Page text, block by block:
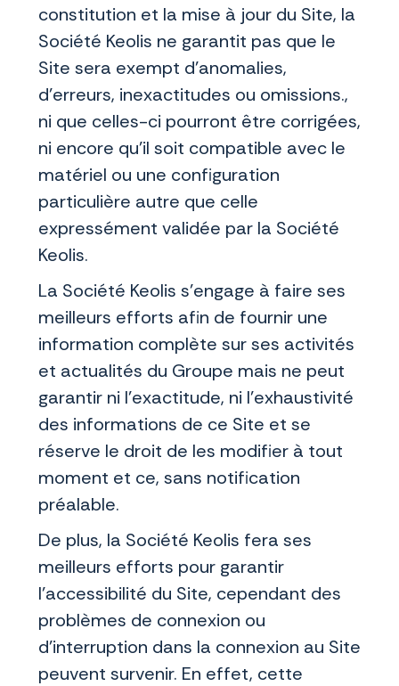
constitution et la mise à jour du Site, la
Société Keolis ne garantit pas que le
Site sera exempt d’anomalies,
d’erreurs, inexactitudes ou omissions.,
ni que celles-ci pourront être corrigées,
ni encore qu’il soit compatible avec le
matériel ou une configuration
particulière autre que celle
expressément validée par la Société
Keolis.
La Société Keolis s’engage à faire ses
meilleurs efforts afin de fournir une
information complète sur ses activités
et actualités du Groupe mais ne peut
garantir ni l’exactitude, ni l’exhaustivité
des informations de ce Site et se
réserve le droit de les modifier à tout
moment et ce, sans notification
préalable.
De plus, la Société Keolis fera ses
meilleurs efforts pour garantir
l’accessibilité du Site, cependant des
problèmes de connexion ou
d'interruption dans la connexion au Site
peuvent survenir. En effet, cette